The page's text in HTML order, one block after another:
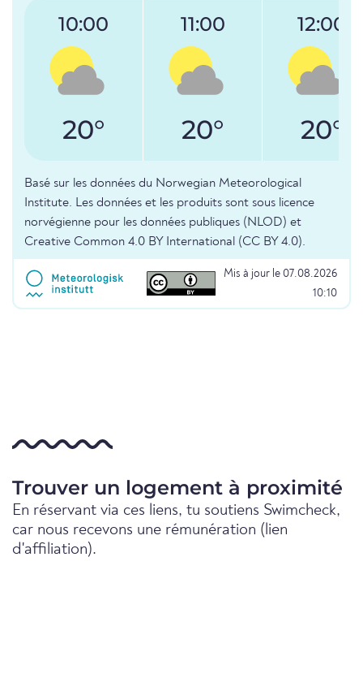
10:00
20°
11:00
20°
12:00
20°
Basé sur les données du Norwegian Meteorological
Institute. Les données et les produits sont sous licence
norvégienne pour les données publiques (NLOD) et
Creative Common 4.0 BY International (CC BY 4.0).
Mis à jour le 07.08.2026
10:10
Trouver un logement à proximité
En réservant via ces liens, tu soutiens Swimcheck,
car nous recevons une rémunération (lien
d'affiliation).